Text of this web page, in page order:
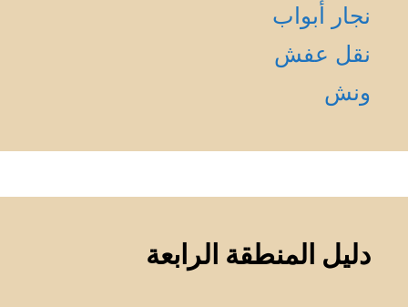
نجار أبواب
نقل عفش
ونش
دليل المنطقة الرابعة